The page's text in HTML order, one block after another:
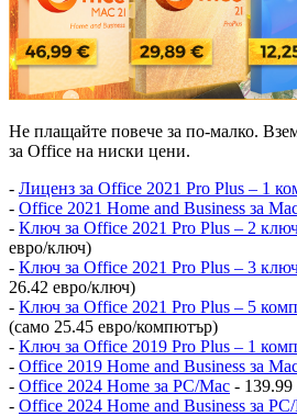
Не плащайте повече за по-малко.
за Office на ниски цени.
- Лиценз за Office 2021 Pro Plus – 1
- Office 2021 Home and Business за
- Ключ за Office 2021 Pro Plus – 2
евро/ключ)
- Ключ за Office 2021 Pro Plus – 3
26.42 евро/ключ)
- Ключ за Office 2021 Pro Plus – 5
(само 25.45 евро/компютър)
- Ключ за Office 2019 Pro Plus – 1
- Office 2019 Home and Business за
- Office 2024 Home за PC/Mac - 139.99
- Office 2024 Home and Business за